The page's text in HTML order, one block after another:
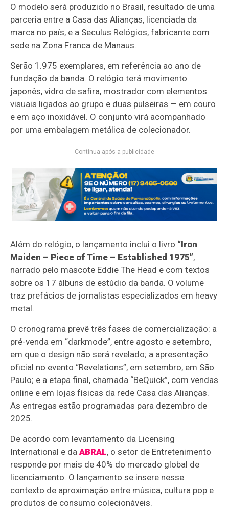
O modelo será produzido no Brasil, resultado de uma
parceria entre a Casa das Alianças, licenciada da
marca no país, e a Seculus Relógios, fabricante com
sede na Zona Franca de Manaus.
Serão 1.975 exemplares, em referência ao ano de
fundação da banda. O relógio terá movimento
japonês, vidro de safira, mostrador com elementos
visuais ligados ao grupo e duas pulseiras — em couro
e em aço inoxidável. O conjunto virá acompanhado
por uma embalagem metálica de colecionador.
Continua após a publicidade
Além do relógio, o lançamento inclui o livro “Iron
Maiden – Piece of Time – Established 1975”,
narrado pelo mascote Eddie The Head e com textos
sobre os 17 álbuns de estúdio da banda. O volume
traz prefácios de jornalistas especializados em heavy
metal.
O cronograma prevê três fases de comercialização: a
pré-venda em “darkmode”, entre agosto e setembro,
em que o design não será revelado; a apresentação
oficial no evento “Revelations”, em setembro, em São
Paulo; e a etapa final, chamada “BeQuick”, com vendas
online e em lojas físicas da rede Casa das Alianças.
As entregas estão programadas para dezembro de
2025.
De acordo com levantamento da Licensing
International e daABRAL, o setor de Entretenimento
responde por mais de 40% do mercado global de
licenciamento. O lançamento se insere nesse
contexto de aproximação entre música, cultura pop e
produtos de consumo colecionáveis.